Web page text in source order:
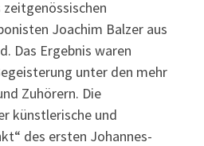
Joachim Balzer aus
Das Ergebnis waren
unter den mehr
Zuhörern. Die
künstlerische und
des ersten Johannes-